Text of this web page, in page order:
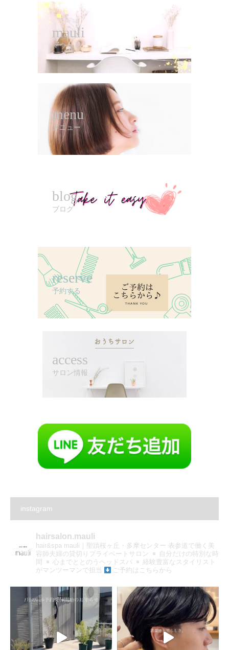
mauli
マウリ
menu
メニュー
blog
ブログ
reserve
予約する
access
サロン情報
instagram
hairsalon.mauli
hair&spa mauli｜聖蹟桜ヶ丘・多摩センター 表参道で働く美
容師夫婦の貸切りプライベートサロン
自分だけの特別な時
心までととのうヘッドスパ
経験豊富なスタイリスト
がマンツーマンで担当
ご予約はこちらから